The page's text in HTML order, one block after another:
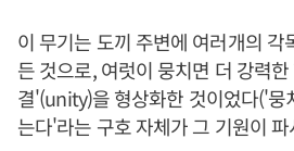
이 무기는 도끼 주변에 여러개의 각
든 것으로, 여럿이 뭉치면 더 강력
결'(unity)을 형상화한 것이었다('뭉
는다'라는 구호 자체가 그 기원이